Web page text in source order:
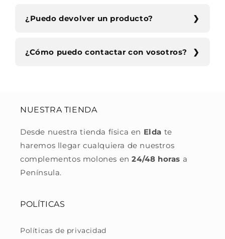
¿Puedo devolver un producto?
¿Cómo puedo contactar con vosotros?
NUESTRA TIENDA
Desde nuestra tienda física en Elda te
haremos llegar cualquiera de nuestros
complementos molones en24/48 horas a
Península.
POLÍTICAS
Políticas de privacidad